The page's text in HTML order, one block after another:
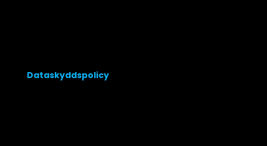
Dataskyddspolicy